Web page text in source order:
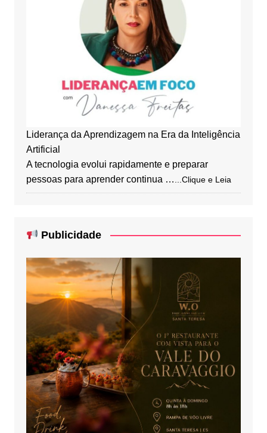
Liderança da Aprendizagem na Era da Inteligência
Artificial
A tecnologia evolui rapidamente e preparar
pessoas para aprender continua …
...Clique e Leia
Publicidade